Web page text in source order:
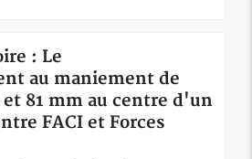
: Le
au maniement de
81 mm au centre d'un
FACI et Forces